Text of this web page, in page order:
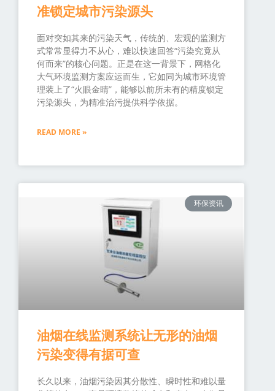
准锁定城市污染源头
面对突如其来的污染天气，传统的、宏观的监测方
式常常显得力不从心，难以快速回答“污染究竟从
何而来”的核心问题。正是在这一背景下，网格化
大气环境监测方案应运而生，它如同为城市环境管
理装上了“火眼金睛”，能够以前所未有的精度锁定
污染源头，为精准治污提供科学依据。
READ MORE »
环保资讯
油烟在线监测系统让无形的油烟
污染变得有据可查
长久以来，油烟污染因其分散性、瞬时性和难以量